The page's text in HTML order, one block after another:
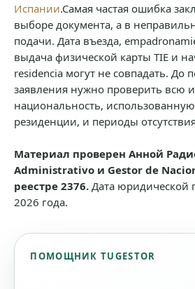
Испании.Самая частая ошибка
выборе документа, а в
подачи. Дата въезда,
выдача физической карты TIE и
residencia могут не совпадать. До
заявления нужно проверить всю
национальность,
резиденции, и периоды
Материал проверен Анной
Administrativo и Gestor de
реестре 2376. Дата юридической
2026 года.
ПОМОЩНИК TUGESTOR